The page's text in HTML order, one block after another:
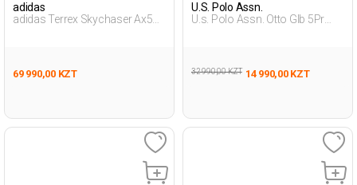
adidas
adidas Terrex Skychaser Ax5
69 990,00 KZT
U.S. Polo Assn.
U.s. Polo Assn. Otto Glb 5Pr
32 990,00 KZT 14 990,00 KZT